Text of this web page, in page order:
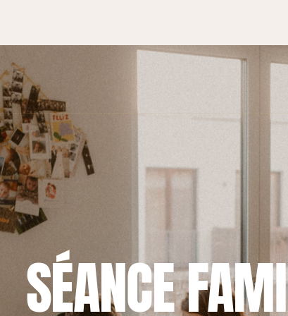
SÉANCE